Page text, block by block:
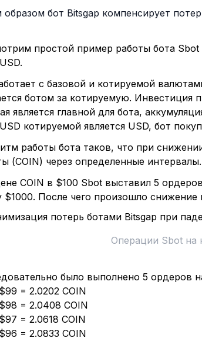
образом бот Bitsgap компенсирует
простой пример работы бота
с базовой и котируемой
ботом за котируемую. Инвестиция
является главной для бота,
котируемой является USD, бот
работы бота таков, что при
(COIN) через определенные интервалы.
COIN в $100 Sbot выставил 5
$1000. После чего произошло снижение
Операции Sbot
было выполнено 5 ордеров
= 2.0202 COIN
= 2.0408 COIN
= 2.0618 COIN
= 2.0833 COIN